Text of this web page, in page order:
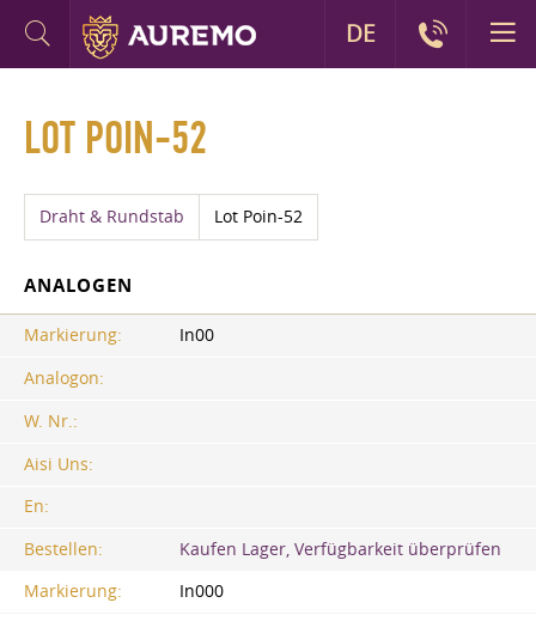
LOT POIN-52
Draht & Rundstab Lot Poin-52
ANALOGEN
Markierung:
In00
Analogon:
W. Nr.:
Aisi Uns:
En:
Bestellen:
Kaufen Lager, Verfügbarkeit überprüfen
Markierung:
In000
DE